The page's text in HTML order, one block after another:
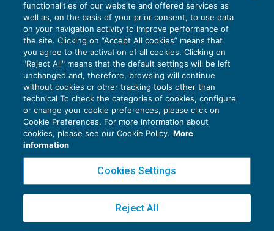
Rimborsi chilometrici nelle associazioni
professionali
IMPOSTE SUL REDDITO04/05/2017
diGiovanni ValcarenghieRoberto Bianchi
Privacy Policy
Cookie Policy
Euroconference NEWS è una testata registrata al Tribunale di Milano Reg. n. 8556/2026
functionalities of our website and offered services as
well as, on the basis of your prior consent, to use data
on your navigation activity to improve performance of
the site. Clicking on “Accept All cookies” means that
you agree to the activation of all cookies. Clicking on
"Reject All" means that the default settings will be left
unchanged and, therefore, browsing will continue
without cookies or other tracking tools other than
technical To check the categories of cookies, configure
or change your cookie preferences, please click on
Cookie Preferences. For more information about
cookies, please see our Cookie Policy. More
information
Cookies Settings
Reject All